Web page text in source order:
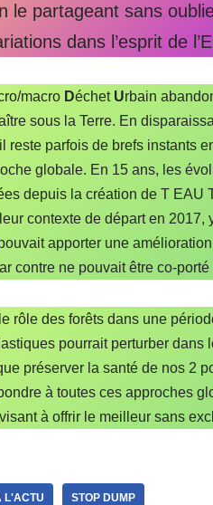
le partageant sans
dans l’esprit de
macro Déchet Urbain
sous la Terre. En
reste parfois de brefs instants
globale. En 15 ans, les
depuis la création de T EAU
contexte de départ en
apporter une
contre ne pouvait être co-
rôle des forêts dans une
pourrait perturber dans
préserver la santé de nos 2
à toutes ces approches
à offrir le meilleur sans
L'ACTU STOP DUMP